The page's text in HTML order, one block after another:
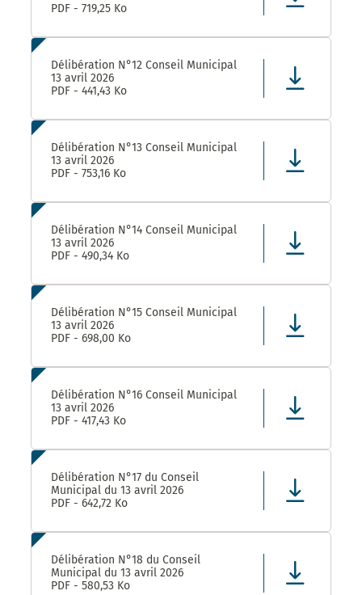
PDF - 719,25 Ko
Délibération N°12 Conseil Municipal
13 avril 2026
PDF - 441,43 Ko
Délibération N°13 Conseil Municipal
13 avril 2026
PDF - 753,16 Ko
Délibération N°14 Conseil Municipal
13 avril 2026
PDF - 490,34 Ko
Délibération N°15 Conseil Municipal
13 avril 2026
PDF - 698,00 Ko
Délibération N°16 Conseil Municipal
13 avril 2026
PDF - 417,43 Ko
Délibération N°17 du Conseil
Municipal du 13 avril 2026
PDF - 642,72 Ko
Délibération N°18 du Conseil
Municipal du 13 avril 2026
PDF - 580,53 Ko